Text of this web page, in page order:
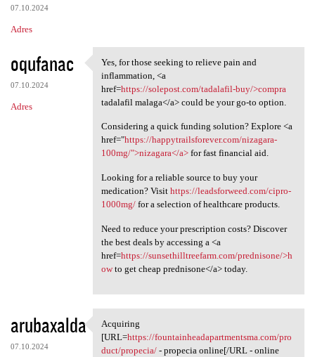
07.10.2024
Adres
oqufanac
07.10.2024
Adres
Yes, for those seeking to
Yes, for those seeking to relieve pain and
inflammation, <a
href=https://solepost.com/tadalafil-buy/>compra
tadalafil malaga</a> could be your go-to option.
Considering a quick funding solution? Explore <a
href="https://happytrailsforever.com/nizagara-
100mg/">nizagara</a>for fast financial aid.
Looking for a reliable source to buy your
medication? Visit https://leadsforweed.com/cipro-
1000mg/for a selection of healthcare products.
Need to reduce your prescription costs? Discover
the best deals by accessing a <a
href=https://sunsethilltreefarm.com/prednisone/>h
owto get cheap prednisone</a> today.
arubaxalda
07.10.2024
Acquiring [URL=https:/
Acquiring
[URL=https://fountainheadapartmentsma.com/pro
duct/propecia/- propecia online[/URL - online